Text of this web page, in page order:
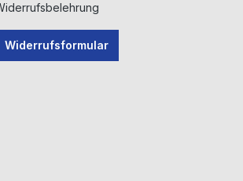
Widerrufsformular